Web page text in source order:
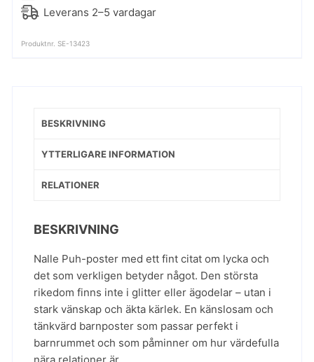
Leverans 2–5 vardagar
Produktnr. SE-13423
BESKRIVNING
YTTERLIGARE INFORMATION
RELATIONER
BESKRIVNING
Nalle Puh-poster med ett fint citat om lycka och
det som verkligen betyder något. Den största
rikedom finns inte i glitter eller ägodelar – utan i
stark vänskap och äkta kärlek. En känslosam och
tänkvärd barnposter som passar perfekt i
barnrummet och som påminner om hur värdefulla
nära relationer är.